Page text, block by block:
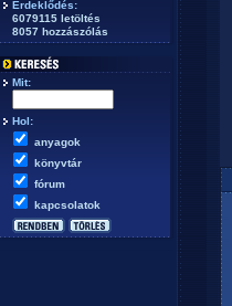
Érdeklődés:
6079115 letöltés
8057 hozzászólás
Mit:
Hol:
anyagok
könyvtár
fórum
kapcsolatok